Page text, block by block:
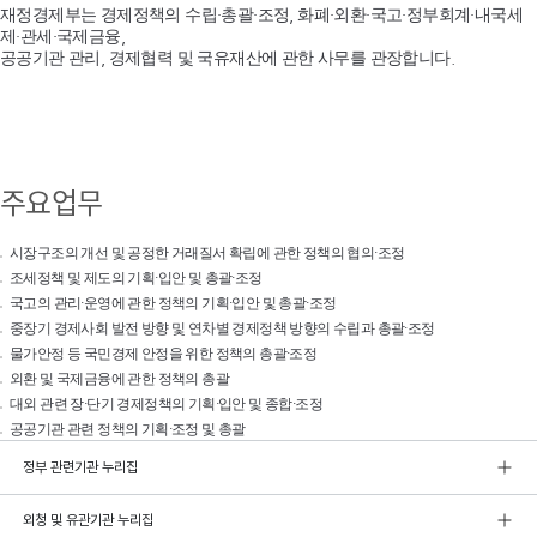
재정경제부는 경제정책의 수립·총괄·조정, 화폐·외환·국고·정부회계·내국세
제·관세·국제금융,
공공기관 관리, 경제협력 및 국유재산에 관한 사무를 관장합니다.
주요업무
시장구조의 개선 및 공정한 거래질서 확립에 관한 정책의 협의·조정
조세정책 및 제도의 기획·입안 및 총괄·조정
국고의 관리·운영에 관한 정책의 기획·입안 및 총괄·조정
중장기 경제사회 발전 방향 및 연차별 경제정책 방향의 수립과 총괄·조정
물가안정 등 국민경제 안정을 위한 정책의 총괄·조정
외환 및 국제금융에 관한 정책의 총괄
대외 관련 장·단기 경제정책의 기획·입안 및 종합·조정
공공기관 관련 정책의 기획·조정 및 총괄
정부 관련기관 누리집
외청 및 유관기관 누리집